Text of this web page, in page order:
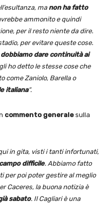
ma non ha fatto
ammonito e quindi
per il resto niente da dire.
per evitare queste cose.
dare continuità ai
ho detto le stesse cose che
come Zaniolo, Barella o
italiana“.
commento generale sulla
in gita, visti i tanti infortunati,
difficile. Abbiamo fatto
per poi poter gestire al meglio
Caceres, la buona notizia è
sabato. Il Cagliari è una